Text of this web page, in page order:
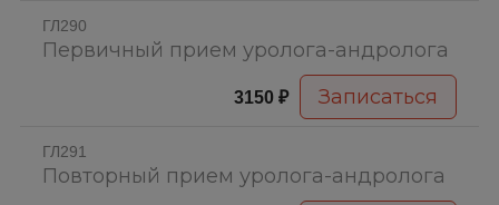
ГЛ290
Первичный прием уролога-андролога
3150 ₽
ГЛ291
Повторный прием уролога-андролога